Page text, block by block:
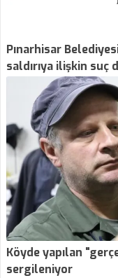
Pınarhisar
saldırıya ilişkin suç
Köyde yapılan
sergileniyor